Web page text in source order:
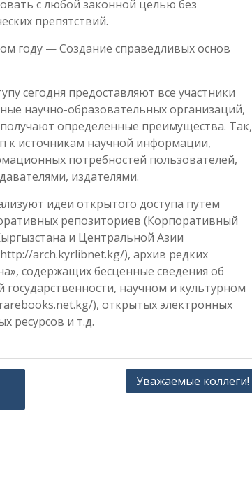
с любой законной целью без
препятствий.
году — Создание справедливых основ
сегодня предоставляют все участники
научно-образовательных организаций,
определенные преимущества. Так,
к источникам научной информации,
потребностей пользователей,
издателями.
идеи открытого доступа путем
репозиториев (Корпоративный
и Центральной Азии
arch.kyrlibnet.kg/), архив редких
содержащих бесценные сведения об
научном и культурном
), открытых электронных
ресурсов и т.д.
Уважаемые коллеги!